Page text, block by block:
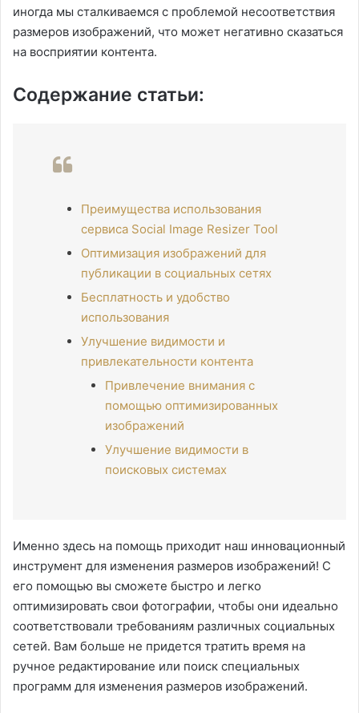
иногда мы сталкиваемся с проблемой несоответствия
размеров изображений, что может негативно сказаться
на восприятии контента.
Содержание статьи:
Преимущества использования
сервиса Social Image Resizer Tool
Оптимизация изображений для
публикации в социальных сетях
Бесплатность и удобство
использования
Улучшение видимости и
привлекательности контента
Привлечение внимания с
помощью оптимизированных
изображений
Улучшение видимости в
поисковых системах
Именно здесь на помощь приходит наш инновационный
инструмент для изменения размеров изображений! С
его помощью вы сможете быстро и легко
оптимизировать свои фотографии, чтобы они идеально
соответствовали требованиям различных социальных
сетей. Вам больше не придется тратить время на
ручное редактирование или поиск специальных
программ для изменения размеров изображений.